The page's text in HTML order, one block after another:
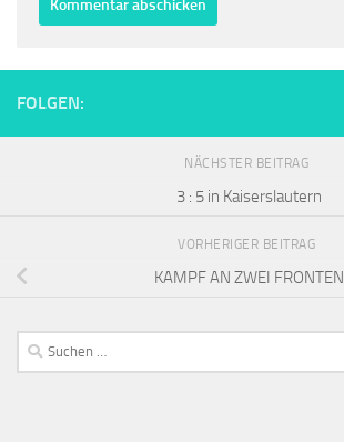
FOLGEN:
NÄCHSTER BEITRAG
3 : 5 in Kaiserslautern
VORHERIGER BEITRAG
KAMPF AN ZWEI FRONTEN
Suchen
nach: